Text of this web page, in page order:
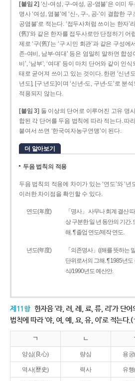
[붙임 2] ‘신-여성, 구-여성, 공-염불’은 이미
명사 ‘여성, 염불’에 ‘신-, 구-, 공-’이 결합한
공염불’로 적는다. ‘접두사처럼 쓰이는 한자’
(舊)’와 같은 한자를 접두사로만 단정하기 어
제로 ‘구(舊)’는 ‘구 시민 회관’과 같은 구성
존­-여비, 남부-­여대’ 등은 엄밀히 말하면 합성
비’, ‘남부’, ‘여대’ 등이 마치 단어와 같이 인
태로 굳어져 쓰이고 있는 것이다. 한편 ‘신년
년도], [구ː년도]이며 ‘신년­-도, 구년-­도’로 분
적용되지 않는다.
[붙임 3] 둘 이상의 단어로 이루어진 고유 명
합된 각 단어를 두음 법칙에 따라 적는다. 따
붙여서 쓰면 ‘한국여자농구연맹’이 된다.
더 알아보기
두음 법칙의 적용
두음 법칙의 적용에 차이가 있는 ‘연도’와 ‘년
이러한 차이점을 확인할 수 있다.
연도(年度)
「명사」 사무나 회계 결산
상 구분한 일 년 동안의 기간.
해. ¶ 졸업 연도/제작 연도.
년도(年度)
「의존명사」((해를 뜻하는
단위로서의 그해. ¶ 1985년
식/1990년도 예산안.
제11항 한자음 ‘랴, 려, 례, 료, 류, 리’가 단
법칙에 따라 ‘야, 여, 예, 요, 유, 이’로 적는다
ㄱ ㄴ
양심(良心) 량심 용
역사(歷史) 력사 유